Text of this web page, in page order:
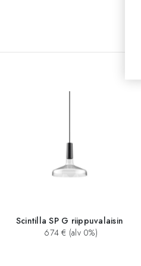
Scintilla SP G riippuvalaisin
674 € (alv 0%)